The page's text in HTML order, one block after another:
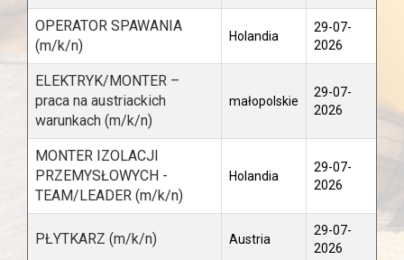
OPERATOR SPAWANIA
(m/k/n)
Holandia
29-07-
2026
ELEKTRYK/MONTER –
praca na austriackich
warunkach (m/k/n)
małopolskie
29-07-
2026
MONTER IZOLACJI
PRZEMYSŁOWYCH -
TEAM/LEADER (m/k/n)
Holandia
29-07-
2026
PŁYTKARZ (m/k/n) Austria
29-07-
2026